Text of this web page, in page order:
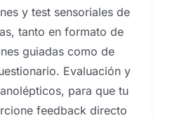
y test sensoriales de
tanto en formato de
guiadas como de
Evaluación y
para que tu
feedback directo